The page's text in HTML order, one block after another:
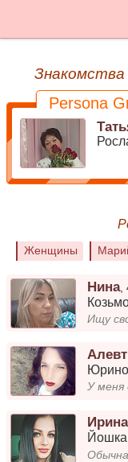
Persona
Женщины
Нина,
Ищу
Юрино
Ирина